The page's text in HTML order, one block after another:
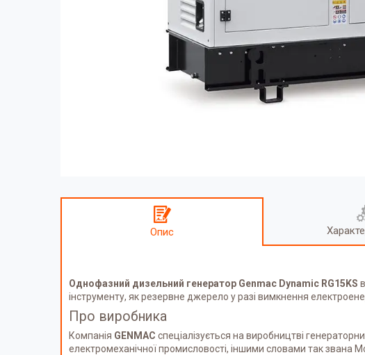
Опис
Однофазний дизельний генератор Genmac Dynamic RG15KS
інструменту, як резервне джерело у разі вимкнення
Про виробника
Компанія GENMAC спеціалізується на виробництві
електромеханічної промисловості, іншими словами так звана